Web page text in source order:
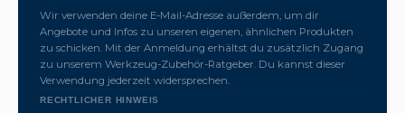
Wir verwenden deine E-Mail-Adresse außerdem, um dir
Angebote und Infos zu unseren eigenen, ähnlichen Produkten
zu schicken. Mit der Anmeldung erhältst du zusätzlich Zugang
zu unserem Werkzeug-Zubehör-Ratgeber. Du kannst dieser
Verwendung jederzeit widersprechen.
RECHTLICHER HINWEIS